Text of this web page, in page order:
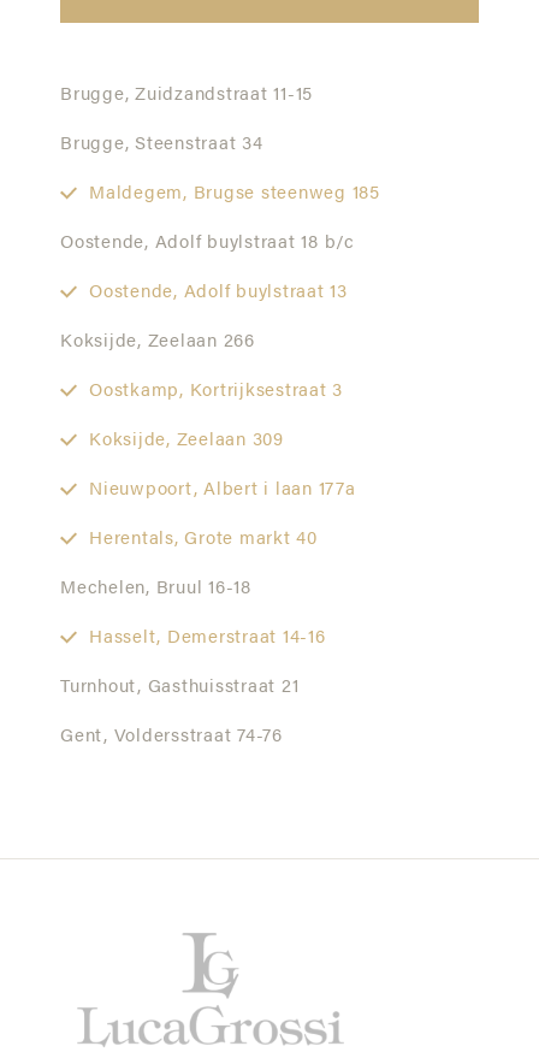
Brugge, Zuidzandstraat 11-15
Brugge, Steenstraat 34
Maldegem, Brugse steenweg 185
Oostende, Adolf buylstraat 18 b/c
Oostende, Adolf buylstraat 13
Koksijde, Zeelaan 266
Oostkamp, Kortrijksestraat 3
Koksijde, Zeelaan 309
Nieuwpoort, Albert i laan 177a
Herentals, Grote markt 40
Mechelen, Bruul 16-18
Hasselt, Demerstraat 14-16
Turnhout, Gasthuisstraat 21
Gent, Voldersstraat 74-76